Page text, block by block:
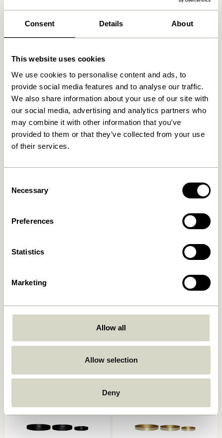
Consent Details About
This website uses cookies
We use cookies to personalise content and ads, to
provide social media features and to analyse our traffic.
We also share information about your use of our site with
our social media, advertising and analytics partners who
may combine it with other information that you’ve
provided to them or that they’ve collected from your use
of their services.
Selection
Necessary
Preferences
Statistics
Marketing
Allow all
Allow selection
Deny
Produits similaires
Maru Pots Large Vert Clair
(set de 2)
2.299,00kr. 1.299,00kr.
Vibe Pots Marron (set de 2) Plinth Pot Marron
409,00kr.